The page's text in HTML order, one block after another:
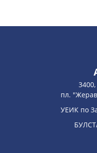
пл.
УЕИК по